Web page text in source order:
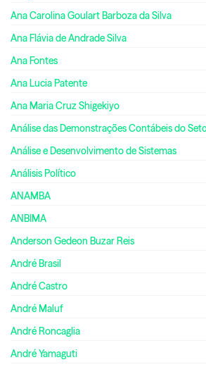
Ana Carolina Goulart Barboza da Silva
Ana Flávia de Andrade Silva
Ana Fontes
Ana Lucia Patente
Ana Maria Cruz Shigekiyo
Análise das Demonstrações Contábeis do
Análise e Desenvolvimento de Sistemas
Análisis Político
ANAMBA
ANBIMA
Anderson Gedeon Buzar Reis
André Brasil
André Castro
André Maluf
André Roncaglia
André Yamaguti